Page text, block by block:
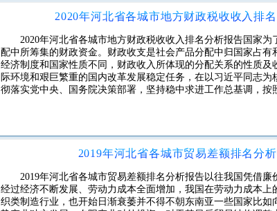
2020年河北省各城市地方财政税收收入排
2020年河北省各城市地方财政税收收入排名分析报告国家
配中所筹集的财政资金。财政收支是社会产品分配中归国家占
经济制度和国家性质不同，财政收入所体现的分配关系的性质
际环境和艰巨繁重的国内改革发展稳定任务，在以习近平同志
彻落实党中央、国务院决策部署，坚持稳中求进工作总基调，
2019年河北省各城市贸易差额排名分
2019年河北省各城市贸易差额排名分析报告以往我国凭借
经过经济不断发展、劳动力成本全面增加，我国在劳动力成本
织类制造行业，也开始日渐衰萎并不得不朝东南亚一些国家比